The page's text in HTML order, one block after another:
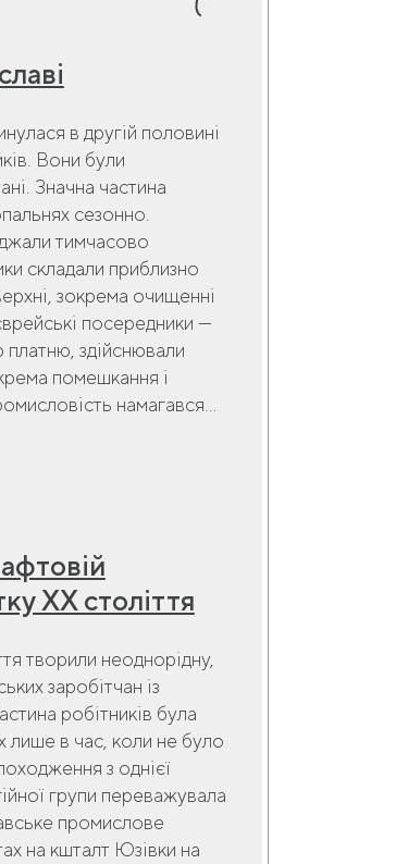
в другій половині
Вони були
Значна частина
сезонно.
тимчасово
складали приблизно
зокрема очищенні
посередники —
платню, здійснювали
помешкання і
намагався...
ХХ століття
творили неоднорідну,
заробітчан із
робітників була
лише в час, коли не було
з однієї
групи переважувала
промислове
на кшталт Юзівки на